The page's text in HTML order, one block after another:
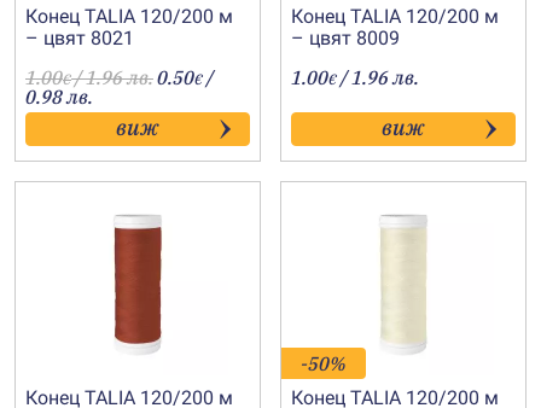
Конец TALIA 120/200 м
– цвят 8021
1.00€/ 1.96 лв.0.50€ /
0.98 лв.
виж
Конец TALIA 120/200 м
– цвят 8009
1.00€ / 1.96 лв.
виж
Конец TALIA 120/200 м
-50%
Конец TALIA 120/200 м